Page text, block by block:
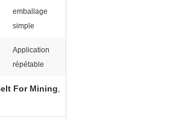
emballage
simple
Application
répétable
For Mining,